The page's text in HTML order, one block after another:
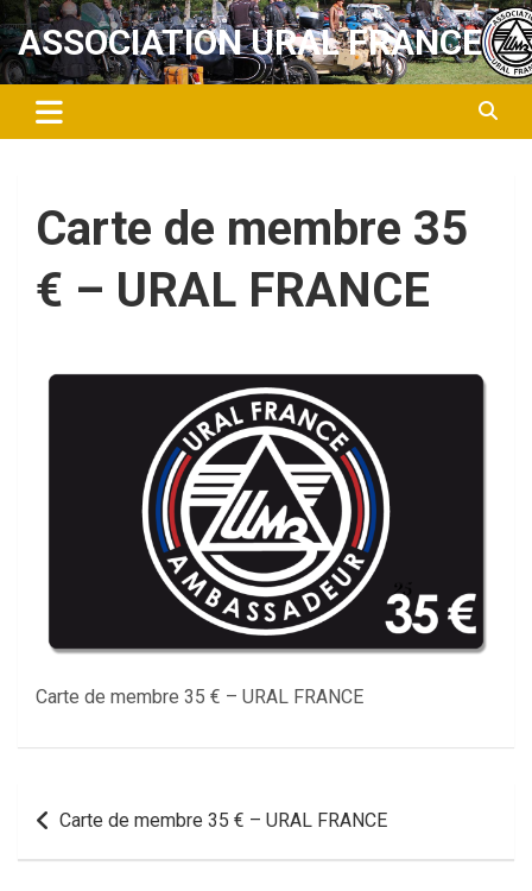
Aller
au
contenu
ASSOCIATION URAL FRANCE
Carte de membre 35
€ – URAL FRANCE
Carte de membre 35 € – URAL FRANCE
Navigation
Carte de membre 35 € – URAL FRANCE